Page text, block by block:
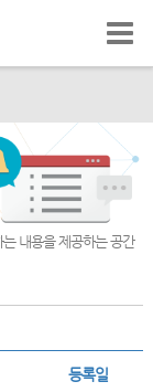
내용을 제공하는 공간
등록일